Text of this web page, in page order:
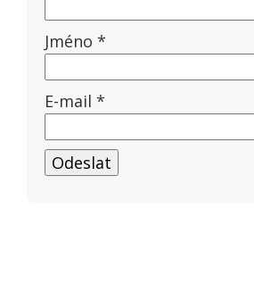
Jméno *
E-mail *